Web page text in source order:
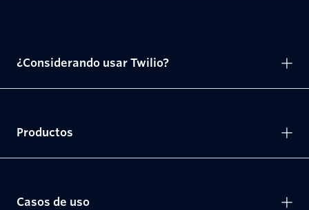
¿Considerando usar Twilio?
Productos
Casos de uso